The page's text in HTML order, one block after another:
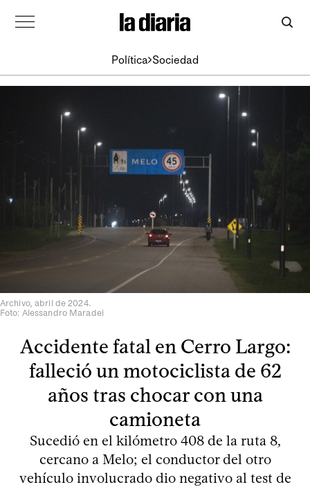
Política Sociedad
Archivo, abril de 2024.
Foto: Alessandro Maradei
Accidente fatal en Cerro Largo:
falleció un motociclista de 62
años tras chocar con una
camioneta
Sucedió en el kilómetro 408 de la ruta 8,
cercano a Melo; el conductor del otro
vehículo involucrado dio negativo al test de